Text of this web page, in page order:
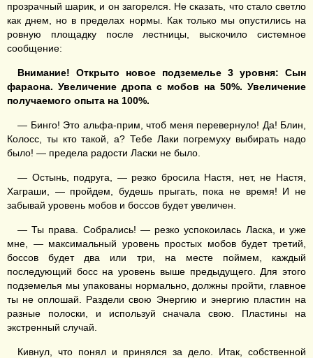
прозрачный шарик, и он загорелся. Не сказать, что стало светло
как днем, но в пределах нормы. Как только мы опустились на
ровную площадку после лестницы, выскочило системное
сообщение:
Внимание! Открыто новое подземелье 3 уровня: Сын
фараона. Увеличение дропа с мобов на 50%. Увеличение
получаемого опыта на 100%.
— Бинго! Это альфа-прим, чтоб меня перевернуло! Да! Блин,
Колосс, ты кто такой, а? Тебе Лаки погремуху выбирать надо
было! — предела радости Ласки не было.
— Остынь, подруга, — резко бросила Настя, нет, не Настя,
Хаграши, — пройдем, будешь прыгать, пока не время! И не
забывай уровень мобов и боссов будет увеличен.
— Ты права. Собрались! — резко успокоилась Ласка, и уже
мне, — максимальный уровень простых мобов будет третий,
боссов будет два или три, на месте поймем, каждый
последующий босс на уровень выше предыдущего. Для этого
подземелья мы упакованы нормально, должны пройти, главное
ты не оплошай. Раздели свою Энергию и энергию пластин на
разные полоски, и используй сначала свою. Пластины на
экстренный случай.
Кивнул, что понял и принялся за дело. Итак, собственной